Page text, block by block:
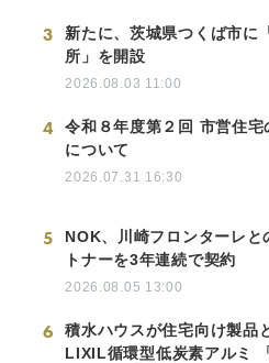
3
新たに、茨城県つくば市に
所」を開設
2026.08.03 11:00
4
令和８年度第２回 市営住宅
について
2026.07.31 16:30
5
NOK、川崎フロンターレと
トナーを3年連続で契約
2026.08.05 13:00
6
積水ハウスが住宅向け製品
LIXIL循環型低炭素アルミ